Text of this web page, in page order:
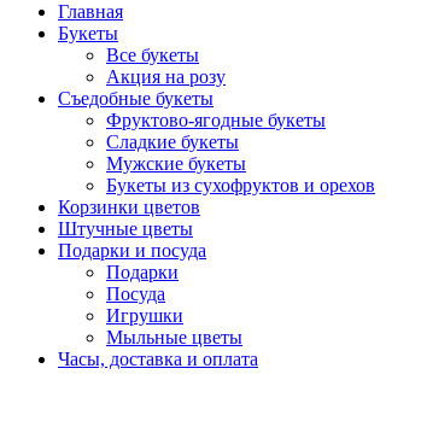
Главная
Букеты
Все букеты
Акция на розу
Съедобные букеты
Фруктово-ягодные букеты
Сладкие букеты
Мужские букеты
Букеты из сухофруктов и орехов
Корзинки цветов
Штучные цветы
Подарки и посуда
Подарки
Посуда
Игрушки
Мыльные цветы
Часы, доставка и оплата